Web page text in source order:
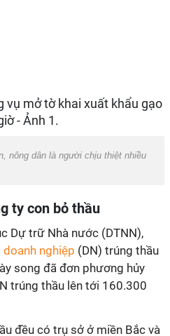
nông dân là người chịu thiệt nhiều
ty con bỏ thầu
Dự trữ Nhà nước (DTNN),
doanh nghiệp (DN) trúng thầu
song đã đơn phương hủy
trúng thầu lên tới 160.300
đều có trụ sở ở miền Bắc và